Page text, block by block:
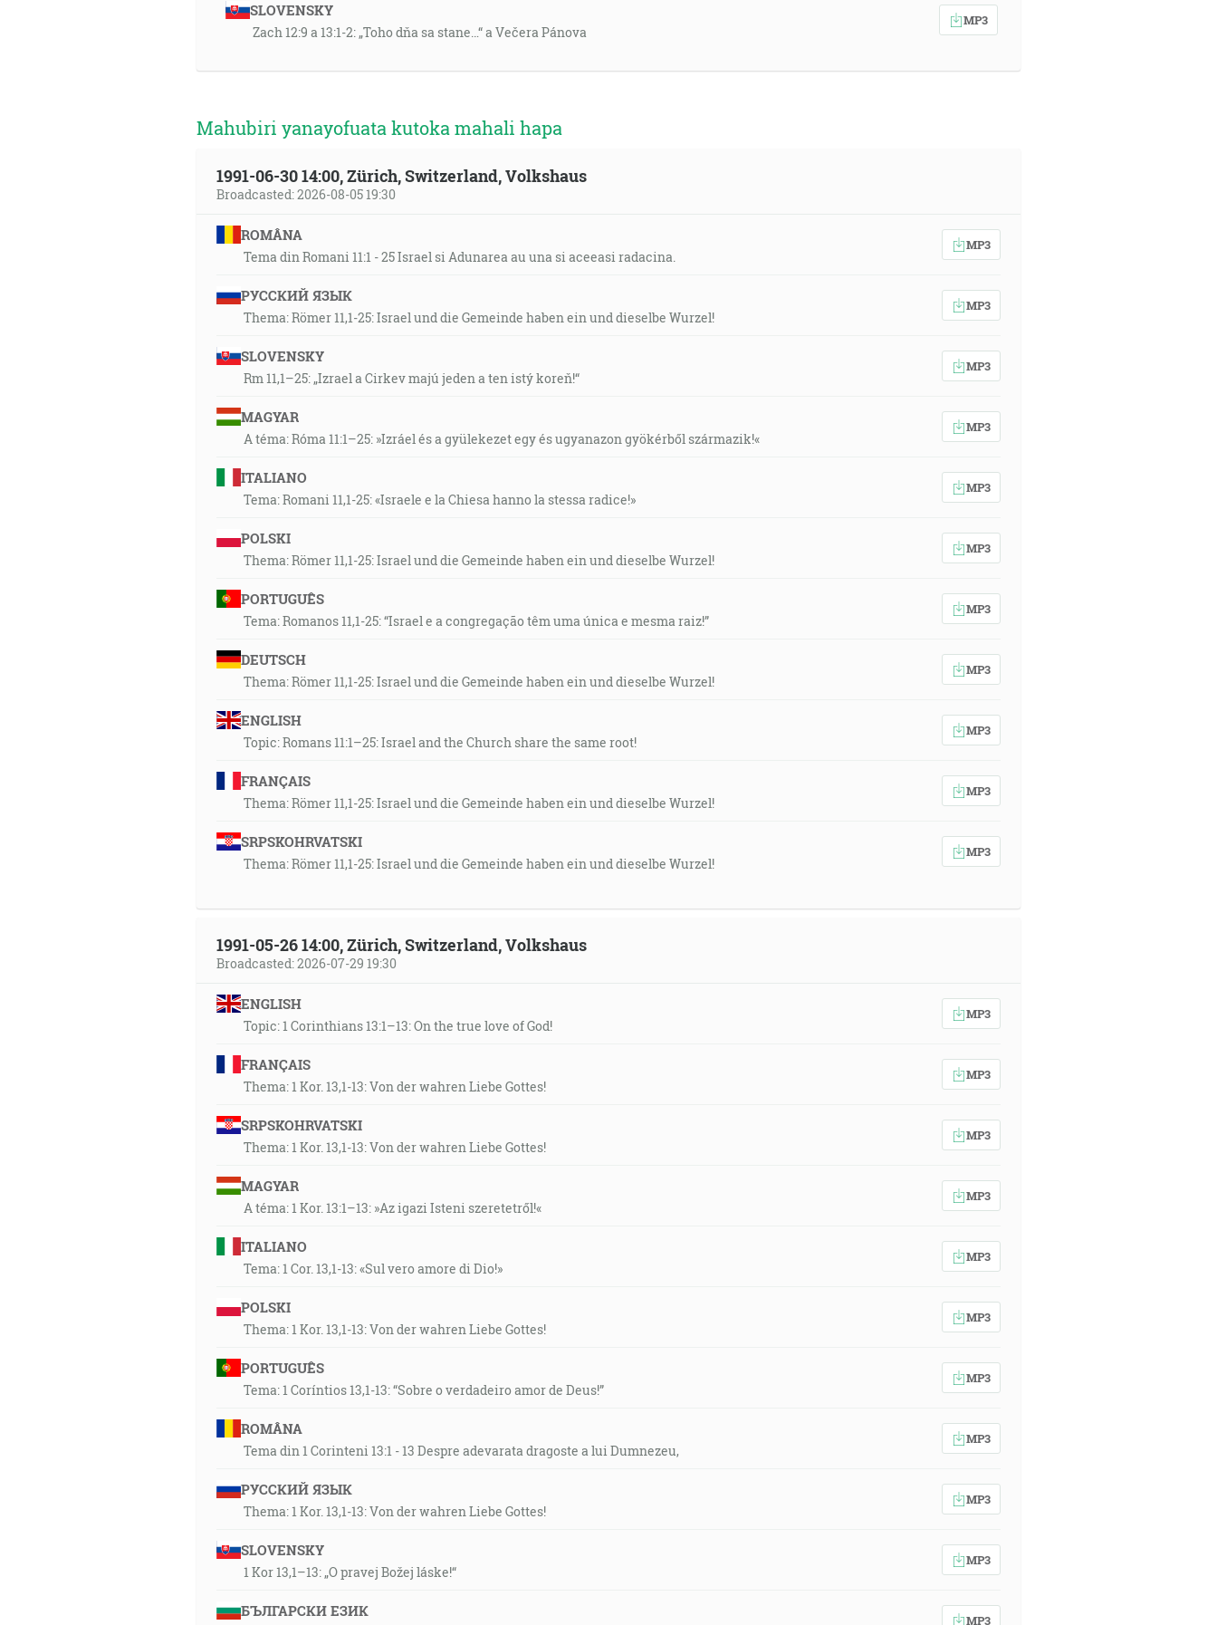
SLOVENSKY
Zach 12:9 a 13:1-2: „Toho dňa sa stane…“ a Večera Pánova
MP3
Mahubiri yanayofuata kutoka mahali hapa
1991-06-30 14:00, Zürich, Switzerland, Volkshaus
Broadcasted: 2026-08-05 19:30
ROMÂNA
Tema din Romani 11:1 - 25 Israel si Adunarea au una si aceeasi radacina.
MP3
РУССКИЙ ЯЗЫК
Thema: Römer 11,1-25: Israel und die Gemeinde haben ein und dieselbe Wurzel!
MP3
SLOVENSKY
Rm 11,1–25: „Izrael a Cirkev majú jeden a ten istý koreň!“
MP3
MAGYAR
A téma: Róma 11:1–25: »Izráel és a gyülekezet egy és ugyanazon gyökérből származik!«
MP3
ITALIANO
Tema: Romani 11,1-25: «Israele e la Chiesa hanno la stessa radice!»
MP3
POLSKI
Thema: Römer 11,1-25: Israel und die Gemeinde haben ein und dieselbe Wurzel!
MP3
PORTUGUÊS
Tema: Romanos 11,1-25: “Israel e a congregação têm uma única e mesma raiz!”
MP3
DEUTSCH
Thema: Römer 11,1-25: Israel und die Gemeinde haben ein und dieselbe Wurzel!
MP3
ENGLISH
Topic: Romans 11:1–25: Israel and the Church share the same root!
MP3
FRANÇAIS
Thema: Römer 11,1-25: Israel und die Gemeinde haben ein und dieselbe Wurzel!
MP3
SRPSKOHRVATSKI
Thema: Römer 11,1-25: Israel und die Gemeinde haben ein und dieselbe Wurzel!
MP3
1991-05-26 14:00, Zürich, Switzerland, Volkshaus
Broadcasted: 2026-07-29 19:30
ENGLISH
Topic: 1 Corinthians 13:1–13: On the true love of God!
MP3
FRANÇAIS
Thema: 1 Kor. 13,1-13: Von der wahren Liebe Gottes!
MP3
SRPSKOHRVATSKI
Thema: 1 Kor. 13,1-13: Von der wahren Liebe Gottes!
MP3
MAGYAR
A téma: 1 Kor. 13:1–13: »Az igazi Isteni szeretetről!«
MP3
ITALIANO
Tema: 1 Cor. 13,1-13: «Sul vero amore di Dio!»
MP3
POLSKI
Thema: 1 Kor. 13,1-13: Von der wahren Liebe Gottes!
MP3
PORTUGUÊS
Tema: 1 Coríntios 13,1-13: “Sobre o verdadeiro amor de Deus!”
MP3
ROMÂNA
Tema din 1 Corinteni 13:1 - 13 Despre adevarata dragoste a lui Dumnezeu,
MP3
РУССКИЙ ЯЗЫК
Thema: 1 Kor. 13,1-13: Von der wahren Liebe Gottes!
MP3
SLOVENSKY
1 Kor 13,1–13: „O pravej Božej láske!“
MP3
БЪЛГАРСКИ ЕЗИК
MP3